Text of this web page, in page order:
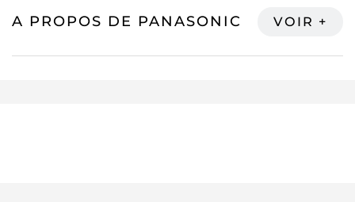
A PROPOS DE PANASONIC